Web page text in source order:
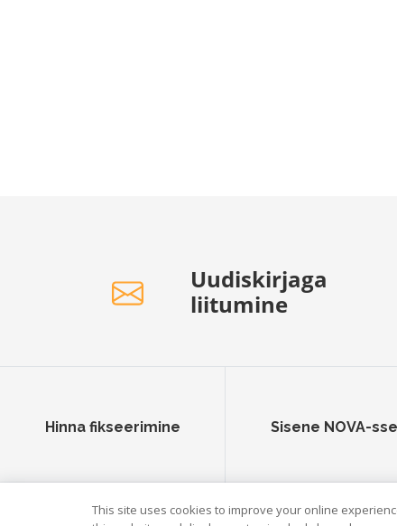
Uudiskirjaga
liitumine
Hinna fikseerimine Sisene NOVA-sse
© Scandagra 2026. Andmekaitsetingimused
This site uses cookies to improve your online